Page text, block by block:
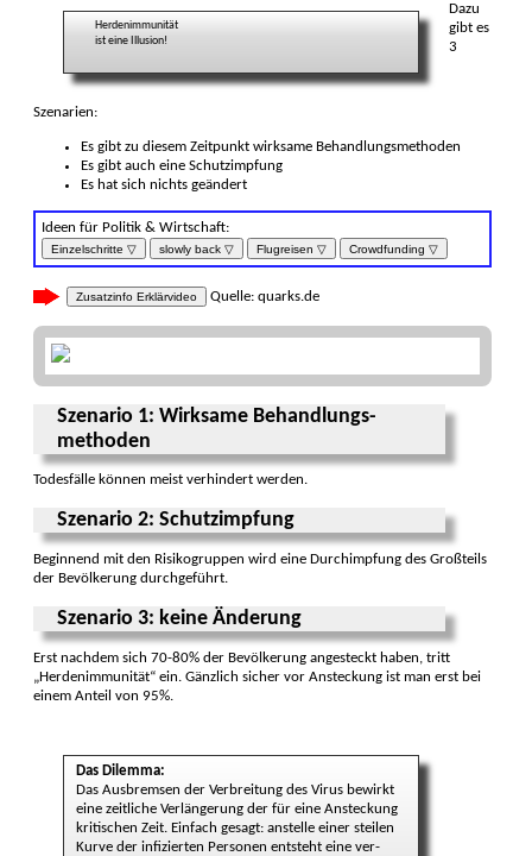
Herdenimmunität
ist eine Illusion!
Dazu
gibt es
3
Szenarien:
Es gibt zu diesem Zeitpunkt wirksame Be­handlungs­methoden
Es gibt auch eine Schutz­impfung
Es hat sich nichts geändert
Ideen für Politik & Wirtschaft:
Einzelschritte ▽ slowly back ▽ Flugreisen ▽ Crowdfunding ▽
Zusatzinfo Erklärvideo Quelle: quarks.de
Szenario 1: Wirksame Behandlungs­
methoden
Todesfälle können meist verhindert werden.
Szenario 2: Schutzimpfung
Beginnend mit den Risikogruppen wird eine Durch­impfung des Großteils
der Bevöl­kerung durchgeführt.
Szenario 3: keine Änderung
Erst nachdem sich 70-80% der Bevöl­kerung angesteckt haben, tritt
„Herden­immuni­tät“ ein. Gänzlich sicher vor An­steckung ist man erst bei
einem An­teil von 95%.
Das Dilemma:
Das Aus­brem­sen der Verbrei­tung des Virus bewirkt
eine zeit­liche Ver­län­gerung der für eine An­steckung
kri­ti­schen Zeit. Ein­fach gesagt: anstelle einer steilen
Kurve der infi­zierten Personen ent­steht eine ver­